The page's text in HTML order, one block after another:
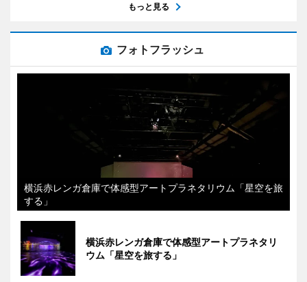
もっと見る
フォトフラッシュ
横浜赤レンガ倉庫で体感型アートプラネタリウム「星空を旅
する」
横浜赤レンガ倉庫で体感型アートプラネタリ
ウム「星空を旅する」